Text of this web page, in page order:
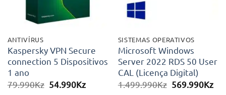
ANTIVÍRUS
Kaspersky VPN Secure
connection 5 Dispositivos
1 ano
79.990Kz O
54.990KzO
SISTEMAS OPERATIVOS
Microsoft Windows
Server 2022 RDS 50 User
CAL (Licença Digital)
1.499.990Kz O
569.990KzO